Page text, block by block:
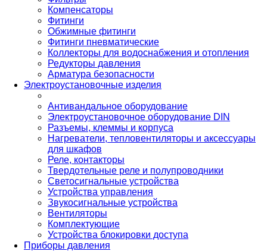
Компенсаторы
Фитинги
Обжимные фитинги
Фитинги пневматические
Коллекторы для водоснабжения и отопления
Редукторы давления
Арматура безопасности
Электроустановочные изделия
Антивандальное оборудование
Электроустановочное оборудование DIN
Разъемы, клеммы и корпуса
Нагреватели, тепловентиляторы и аксессуары
для шкафов
Реле, контакторы
Твердотельные реле и полупроводники
Светосигнальные устройства
Устройства управления
Звукосигнальные устройства
Вентиляторы
Комплектующие
Устройства блокировки доступа
Приборы давления